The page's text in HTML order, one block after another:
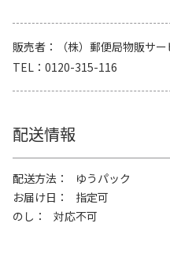
販売者
（株）郵便局物販サ
TEL
0120-315-116
配送情報
配送方法
ゆうパック
お届け日
指定可
のし
対応不可